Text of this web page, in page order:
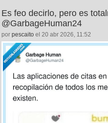
Es feo decirlo, pero es
@GarbageHuman24
por pescaito el 20 abr 2026, 11:52